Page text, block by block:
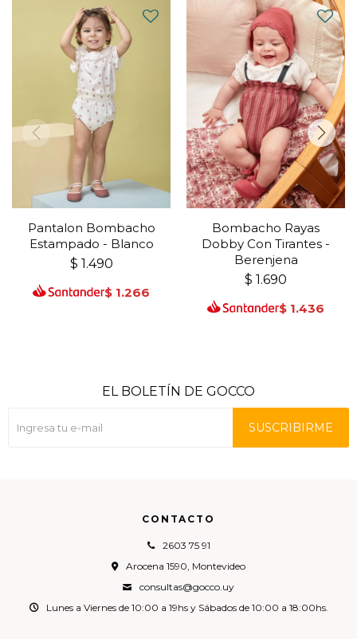
Pantalon Bombacho
Estampado - Blanco
$ 1.490
$ 1.266
Bombacho Rayas
Dobby Con Tirantes -
Berenjena
$ 1.690
$ 1.436
CONTACTO
2603 75 91
Arocena 1590, Montevideo
consultas@gocco.uy
Lunes a Viernes de 10:00 a 19hs y Sábados de 10:00 a 18:00hs.
EL BOLETÍN DE GOCCO
SUSCRIBIRME